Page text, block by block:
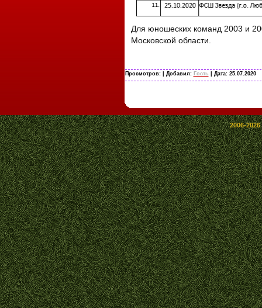
Для юношеских команд 2003 и
Московской области.
Просмотров: | Добавил: Гость | Дата: 25.07.2020
2006-